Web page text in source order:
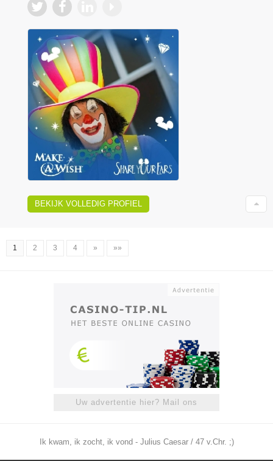
BEKIJK VOLLEDIG PROFIEL
1 2 3 4 » »»
Uw advertentie hier? Mail ons
Ik kwam, ik zocht, ik vond - Julius Caesar / 47 v.Chr. ;)